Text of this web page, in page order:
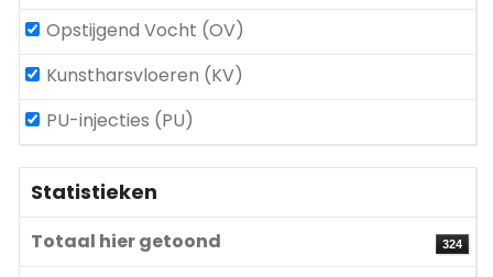
Opstijgend Vocht (OV)
Kunstharsvloeren (KV)
PU-injecties (PU)
Statistieken
Totaal hier getoond 324